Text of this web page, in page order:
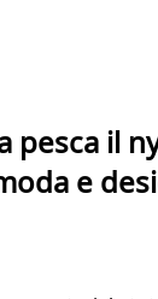
pesca il
e